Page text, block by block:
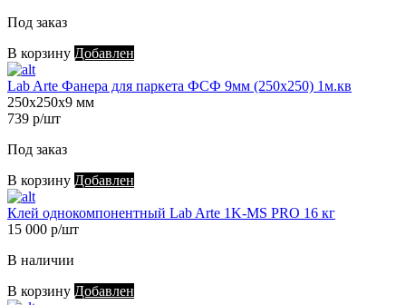
Под заказ
В корзину Добавлен
Lab Arte Фанера для паркета ФСФ 9мм (250х250) 1м.кв
250х250х9 мм
739 р/шт
Под заказ
В корзину Добавлен
Клей однокомпонентный Lab Arte 1K-MS PRO 16 кг
15 000 р/шт
В наличии
В корзину Добавлен